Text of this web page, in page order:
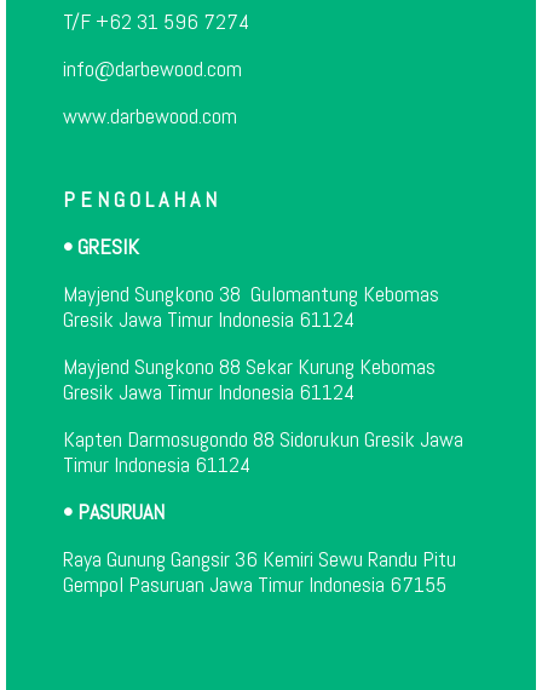
T/F +62 31 596 7274
info@darbewood.com
www.darbewood.com
P E N G O L A H A N
• GRESIK
Mayjend Sungkono 38 Gulomantung Kebomas
Gresik Jawa Timur Indonesia 61124
Mayjend Sungkono 88 Sekar Kurung Kebomas
Gresik Jawa Timur Indonesia 61124
Kapten Darmosugondo 88 Sidorukun Gresik Jawa
Timur Indonesia 61124
• PASURUAN
Raya Gunung Gangsir 36 Kemiri Sewu Randu Pitu
Gempol Pasuruan Jawa Timur Indonesia 67155